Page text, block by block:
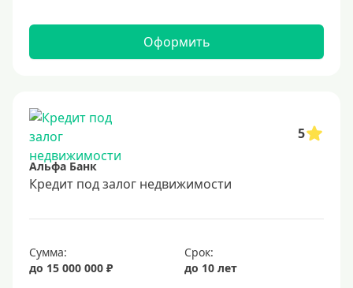
11%
12%
14%
15%
16%
17%
20%
Оформить
5
Альфа Банк
Кредит под залог недвижимости
Сумма:
до 15 000 000 ₽
Срок:
до 10 лет